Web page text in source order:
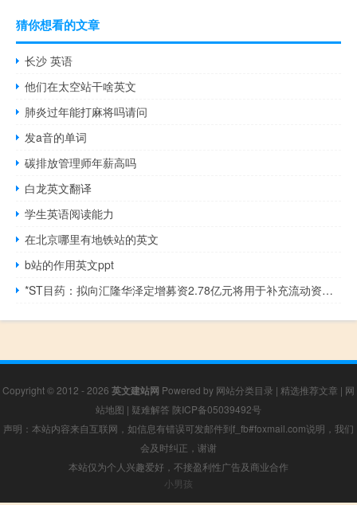
猜你想看的文章
长沙 英语
他们在太空站干啥英文
肺炎过年能打麻将吗请问
发a音的单词
碳排放管理师年薪高吗
白龙英文翻译
学生英语阅读能力
在北京哪里有地铁站的英文
b站的作用英文ppt
*ST目药：拟向汇隆华泽定增募资2.78亿元将用于补充流动资金和偿还债务
Copyright © 2012 - 2026 英文建站网 Powered by 网站分类目录 | 精选推荐文章 | 网
站地图 | 疑难解答 陕ICP备05039492号
声明：本站内容来自互联网，如信息有错误可发邮件到f_fb#foxmail.com说明，我们
会及时纠正，谢谢
本站仅为个人兴趣爱好，不接盈利性广告及商业合作
小男孩